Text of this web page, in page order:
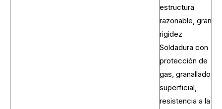
estructura
razonable, gran
rigidez
Soldadura con
protección de
gas, granallado
superficial,
resistencia a la